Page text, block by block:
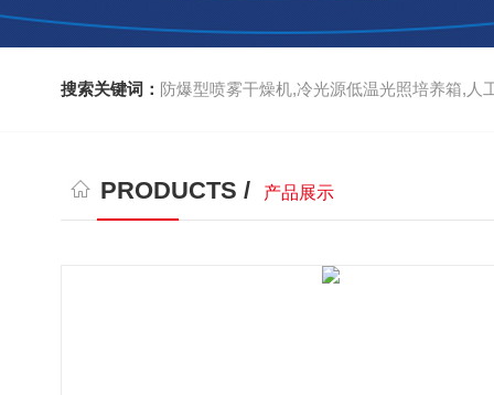
搜索关键词： 防爆型喷雾干燥机,冷光源低温光照培养箱,人
PRODUCTS / 产品展示